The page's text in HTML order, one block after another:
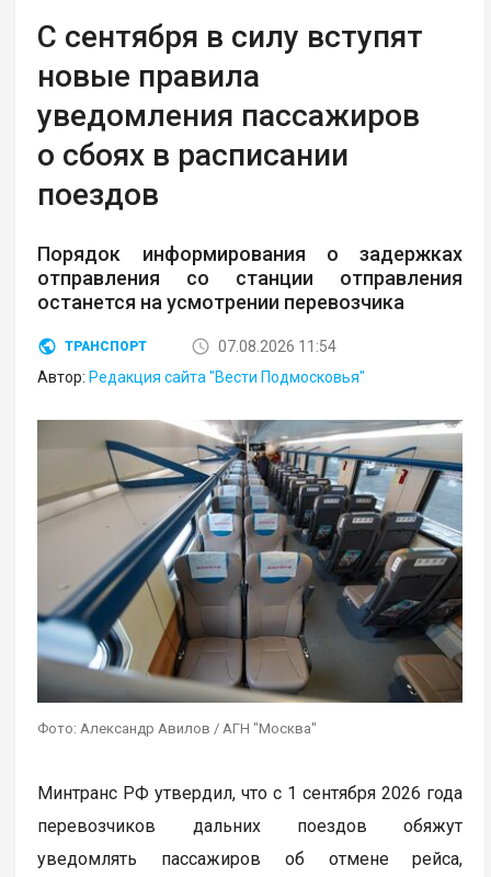
С сентября в силу вступят
новые правила
уведомления пассажиров
о сбоях в расписании
поездов
Порядок информирования о задержках
отправления со станции отправления
останется на усмотрении перевозчика
ТРАНСПОРТ
07.08.2026 11:54
Автор: Редакция сайта "Вести Подмосковья"
Фото: Александр Авилов / АГН "Москва"
Минтранс РФ утвердил, что с 1 сентября 2026 года
перевозчиков дальних поездов обяжут
уведомлять пассажиров об отмене рейса,